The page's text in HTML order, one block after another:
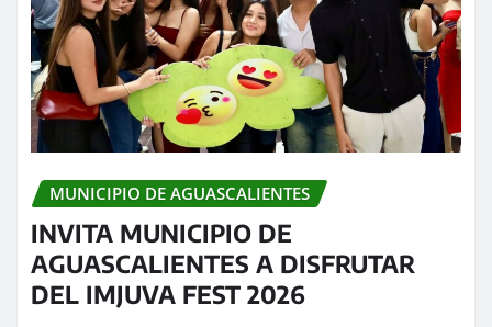
MUNICIPIO DE AGUASCALIENTES
INVITA MUNICIPIO DE
AGUASCALIENTES A DISFRUTAR
DEL IMJUVA FEST 2026